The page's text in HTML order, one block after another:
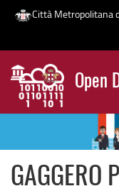
Salta
contenuto
principale
Città Metropolitana
Open
News
GAGGERO